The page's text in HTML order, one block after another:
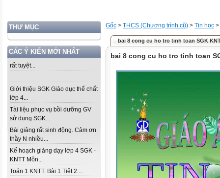
THƯ MỤC
CÁC Ý KIẾN MỚI NHẤT
rất tuyệt...
...
Giới thiệu SGK Giáo dục thể chất
lớp 4...
Tài liệu phục vụ bồi dưỡng GV
sử dụng SGK...
Bài giảng rất sinh động. Cảm ơn
thầy N nhiều...
Kế hoạch giảng dạy lớp 4 SGK -
KNTT Môn...
Toán 1 KNTT. Bài 1 Tiết 2....
Gốc > THCS (Chương trình cũ) > Tin học >
bai 8 cong cu ho tro tinh toan SGK
bai 8 cong cu ho tro tinh toan